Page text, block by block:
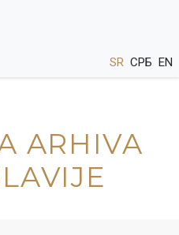
SR СРБ EN
ARHIVA